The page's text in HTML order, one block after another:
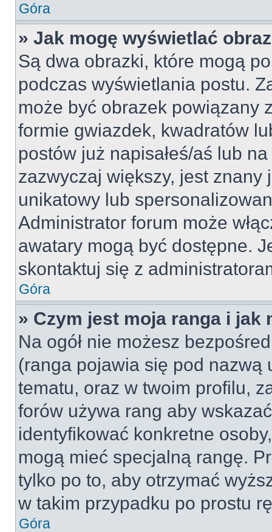
Góra
» Jak mogę wyświetlać
Są dwa obrazki, które mogą
podczas wyświetlania postu.
może być obrazek powiązany
formie gwiazdek, kwadratów
postów już napisałeś/aś lub
zazwyczaj większy, jest
unikatowy lub
Administrator forum może
awatary mogą być dostępne.
skontaktuj się z
Góra
» Czym jest moja ranga i jak
Na ogół nie możesz
(ranga pojawia się pod
tematu, oraz w twoim profilu,
forów używa rang aby
identyfikować konkretne
mogą mieć specjalną rangę.
tylko po to, aby otrzymać
w takim przypadku po prostu
Góra